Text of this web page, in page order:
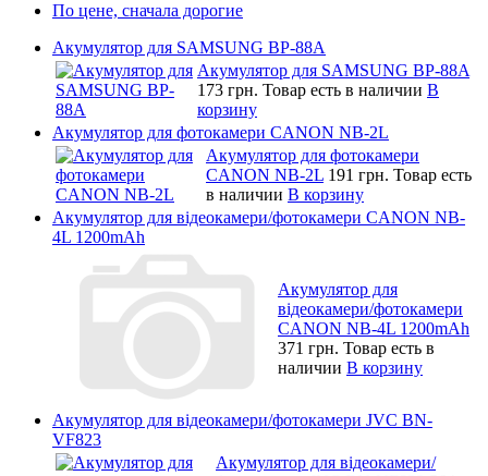
По цене, сначала дорогие
Акумулятор для SAMSUNG BP-88A
Акумулятор для SAMSUNG BP-88A
173 грн. Товар есть в наличии В
корзину
Акумулятор для фотокамери CANON NB-2L
Акумулятор для фотокамери
CANON NB-2L 191 грн. Товар есть
в наличии В корзину
Акумулятор для відеокамери/фотокамери CANON NB-
4L 1200mAh
Акумулятор для
відеокамери/фотокамери
CANON NB-4L 1200mAh
371 грн. Товар есть в
наличии В корзину
Акумулятор для відеокамери/фотокамери JVC BN-
VF823
Акумулятор для відеокамери/